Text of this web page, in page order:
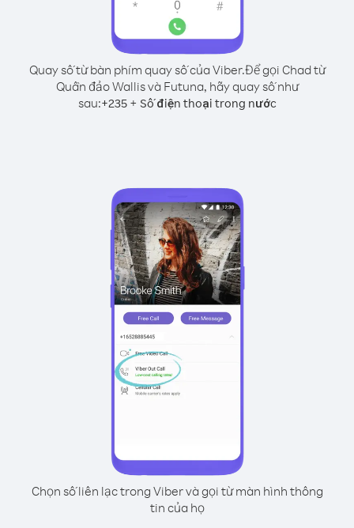
Quay số từ bàn phím quay số của Viber.Để gọi Chad từ
Quần đảo Wallis và Futuna, hãy quay số như
sau:+235+ Số điện thoại trong nước
Chọn số liên lạc trong Viber và gọi từ màn hình thông
tin của họ